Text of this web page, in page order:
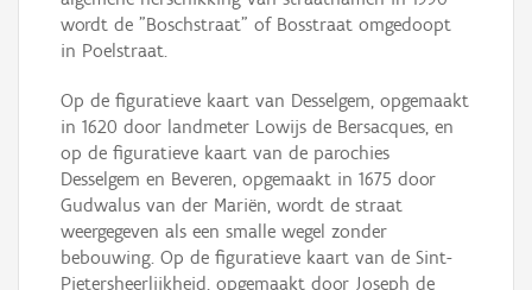
wordt de "Boschstraat" of Bosstraat omgedoopt
in Poelstraat.
Op de figuratieve kaart van Desselgem, opgemaakt
in 1620 door landmeter Lowijs de Bersacques, en
op de figuratieve kaart van de parochies
Desselgem en Beveren, opgemaakt in 1675 door
Gudwalus van der Mariën, wordt de straat
weergegeven als een smalle wegel zonder
bebouwing. Op de figuratieve kaart van de Sint-
Pietersheerlijkheid, opgemaakt door Joseph de